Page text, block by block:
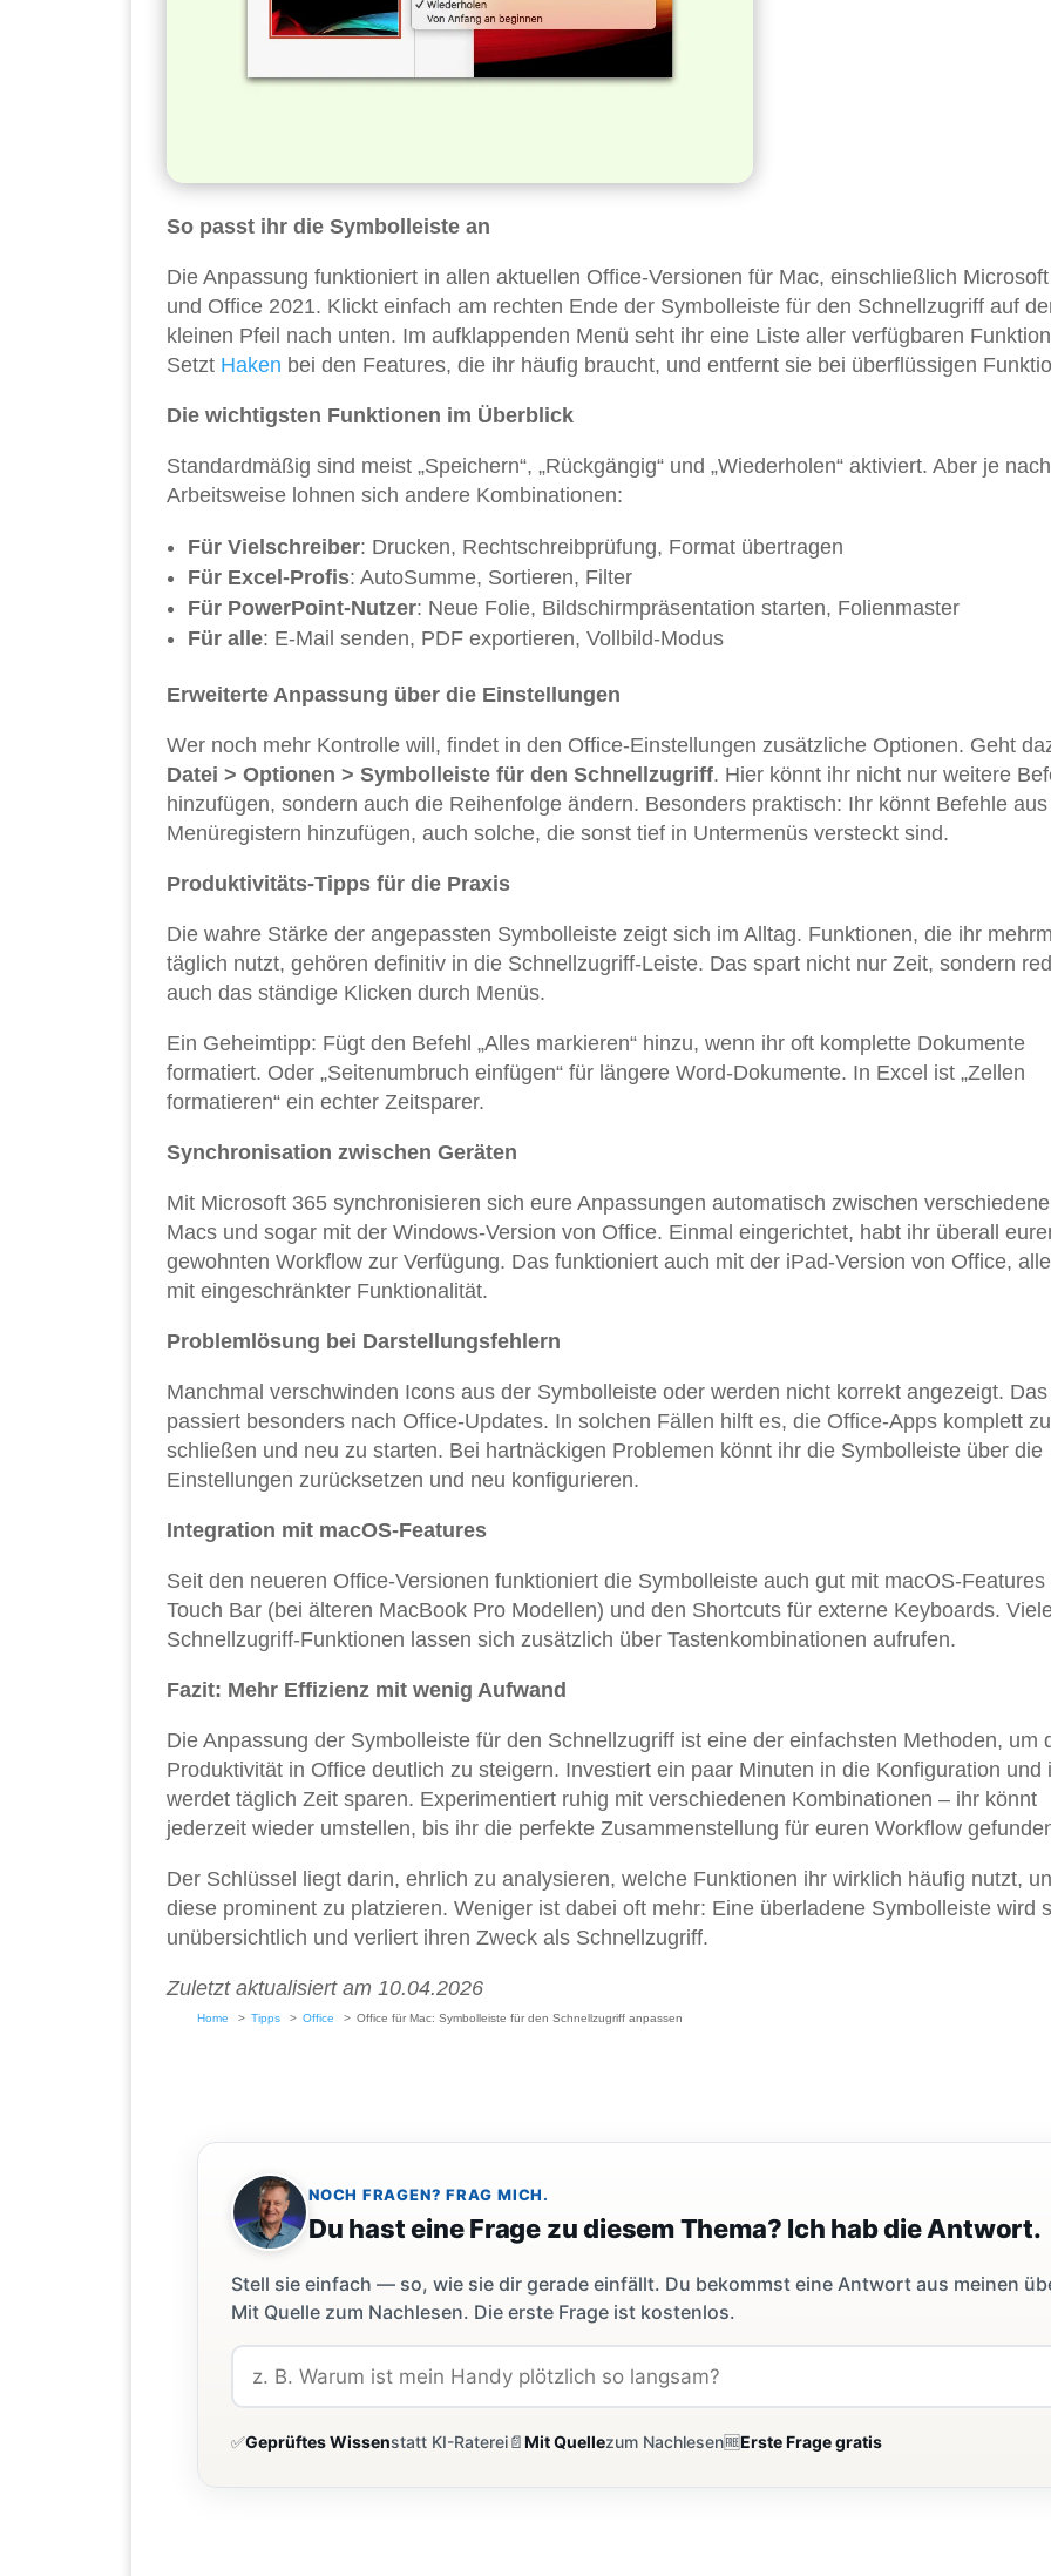
So passt ihr die Symbolleiste an
Die Anpassung funktioniert in allen aktuellen Office-Versionen für Mac, einschließlich
und Office 2021. Klickt einfach am rechten Ende der Symbolleiste für den Schnellzugriff auf
kleinen Pfeil nach unten. Im aufklappenden Menü seht ihr eine Liste aller verfügbaren
Setzt Haken bei den Features, die ihr häufig braucht, und entfernt sie bei überflüssigen
Die wichtigsten Funktionen im Überblick
Standardmäßig sind meist „Speichern“, „Rückgängig“ und „Wiederholen“ aktiviert. Aber je nach
Arbeitsweise lohnen sich andere Kombinationen:
Für Vielschreiber: Drucken, Rechtschreibprüfung, Format übertragen
Für Excel-Profis: AutoSumme, Sortieren, Filter
Für PowerPoint-Nutzer: Neue Folie, Bildschirmpräsentation starten, Folienmaster
Für alle: E-Mail senden, PDF exportieren, Vollbild-Modus
Erweiterte Anpassung über die Einstellungen
Wer noch mehr Kontrolle will, findet in den Office-Einstellungen zusätzliche Optionen. Geht
Datei > Optionen > Symbolleiste für den Schnellzugriff. Hier könnt ihr nicht nur weitere
hinzufügen, sondern auch die Reihenfolge ändern. Besonders praktisch: Ihr könnt Befehle
Menüregistern hinzufügen, auch solche, die sonst tief in Untermenüs versteckt sind.
Produktivitäts-Tipps für die Praxis
Die wahre Stärke der angepassten Symbolleiste zeigt sich im Alltag. Funktionen, die ihr
täglich nutzt, gehören definitiv in die Schnellzugriff-Leiste. Das spart nicht nur Zeit, sondern
auch das ständige Klicken durch Menüs.
Ein Geheimtipp: Fügt den Befehl „Alles markieren“ hinzu, wenn ihr oft komplette Dokumente
formatiert. Oder „Seitenumbruch einfügen“ für längere Word-Dokumente. In Excel ist „Zellen
formatieren“ ein echter Zeitsparer.
Synchronisation zwischen Geräten
Mit Microsoft 365 synchronisieren sich eure Anpassungen automatisch zwischen
Macs und sogar mit der Windows-Version von Office. Einmal eingerichtet, habt ihr überall
gewohnten Workflow zur Verfügung. Das funktioniert auch mit der iPad-Version von Office,
mit eingeschränkter Funktionalität.
Problemlösung bei Darstellungsfehlern
Manchmal verschwinden Icons aus der Symbolleiste oder werden nicht korrekt angezeigt. Das
passiert besonders nach Office-Updates. In solchen Fällen hilft es, die Office-Apps komplett zu
schließen und neu zu starten. Bei hartnäckigen Problemen könnt ihr die Symbolleiste über die
Einstellungen zurücksetzen und neu konfigurieren.
Integration mit macOS-Features
Seit den neueren Office-Versionen funktioniert die Symbolleiste auch gut mit macOS-Features
Touch Bar (bei älteren MacBook Pro Modellen) und den Shortcuts für externe Keyboards.
Schnellzugriff-Funktionen lassen sich zusätzlich über Tastenkombinationen aufrufen.
Fazit: Mehr Effizienz mit wenig Aufwand
Die Anpassung der Symbolleiste für den Schnellzugriff ist eine der einfachsten Methoden, um
Produktivität in Office deutlich zu steigern. Investiert ein paar Minuten in die Konfiguration und
werdet täglich Zeit sparen. Experimentiert ruhig mit verschiedenen Kombinationen – ihr könnt
jederzeit wieder umstellen, bis ihr die perfekte Zusammenstellung für euren Workflow
Der Schlüssel liegt darin, ehrlich zu analysieren, welche Funktionen ihr wirklich häufig nutzt,
diese prominent zu platzieren. Weniger ist dabei oft mehr: Eine überladene Symbolleiste wird
unübersichtlich und verliert ihren Zweck als Schnellzugriff.
Zuletzt aktualisiert am 10.04.2026
Home Tipps Office Office für Mac: Symbolleiste für den Schnellzugriff anpassen
NOCH FRAGEN? FRAG MICH.
Du hast eine Frage zu diesem Thema? Ich hab die Antwort.
Stell sie einfach — so, wie sie dir gerade einfällt. Du bekommst eine Antwort aus meinen
Mit Quelle zum Nachlesen. Die erste Frage ist kostenlos.
✅Geprüftes Wissenstatt KI-Raterei📄Mit Quellezum Nachlesen🆓Erste Frage gratis